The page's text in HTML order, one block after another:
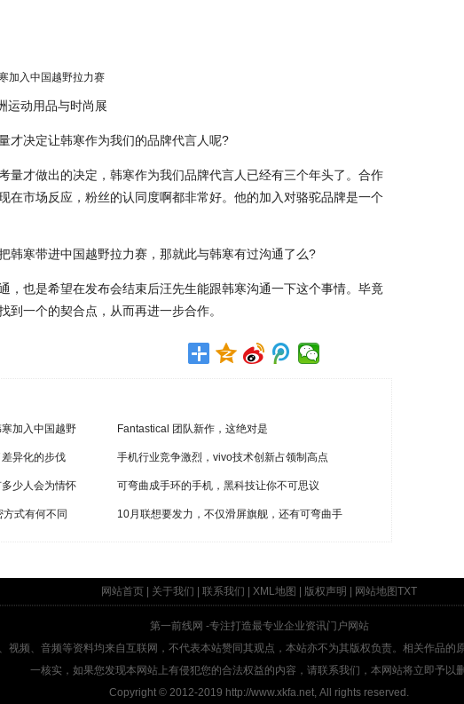
运动用品与时尚展
才决定让韩寒作为我们的品牌代言人呢?
量才做出的决定，韩寒作为我们品牌代言人已经有三个年头了。合作
在市场反应，粉丝的认同度啊都非常好。他的加入对骆驼品牌是一个
韩寒带进中国越野拉力赛，那就此与韩寒有过沟通了么?
，也是希望在发布会结束后汪先生能跟韩寒沟通一下这个事情。毕竟
到一个的契合点，从而再进一步合作。
加入中国越野 Fantastical 团队新作，这绝对是
异化的步伐 手机行业竞争激烈，vivo技术创新占领制高点
少人会为情怀 可弯曲成手环的手机，黑科技让你不可思议
式有何不同 10月联想要发力，不仅滑屏旗舰，还有可弯曲手
网站首页 关于我们 联系我们 XML地图 版权声明 网站地图TXT
第一前线网 -专注打造最专业企业资讯门户网站
视频、音频等资料均来自互联网，不代表本站赞同其观点，本站亦不为其版权负责。相关作品的
一核实，如果您发现本网站上有侵犯您的合法权益的内容，请联系我们，本网站将立即予以
Copyright © 2012-2019 http://www.xkfa.net, All rights reserved.